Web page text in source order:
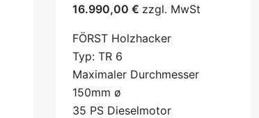
16.990,00 € zzgl. MwSt
FÖRST Holzhacker
Typ: TR 6
Maximaler Durchmesser
150mm ø
35 PS Dieselmotor